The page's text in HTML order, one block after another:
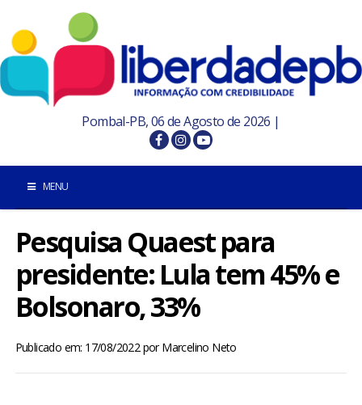
Pombal-PB, 06 de Agosto de 2026 |
MENU
POMBAL E REGIÃO
BRASIL
Pesquisa Quaest para
presidente: Lula tem 45% e
Bolsonaro, 33%
Publicado em: 17/08/2022porMarcelino Neto